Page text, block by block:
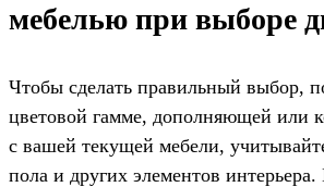
мебелью при выборе
Чтобы сделать правильный выбор,
цветовой гамме, дополняющей или
с вашей текущей мебели,
пола и других элементов